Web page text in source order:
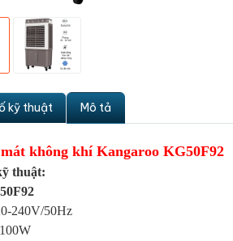
kỹ thuật Mô tả
không khí Kangaroo KG50F92
thuật:
240V/50Hz
100W